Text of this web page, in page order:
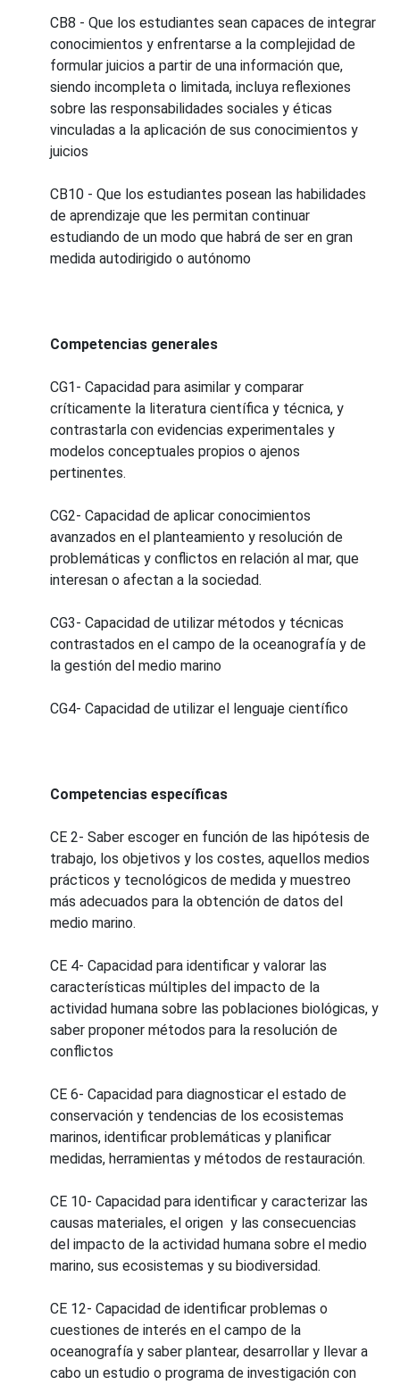
CB8 - Que los estudiantes sean capaces de integrar
conocimientos y enfrentarse a la complejidad de
formular juicios a partir de una información que,
siendo incompleta o limitada, incluya reflexiones
sobre las responsabilidades sociales y éticas
vinculadas a la aplicación de sus conocimientos y
juicios
CB10 - Que los estudiantes posean las habilidades
de aprendizaje que les permitan continuar
estudiando de un modo que habrá de ser en gran
medida autodirigido o autónomo
Competencias generales
CG1- Capacidad para asimilar y comparar
críticamente la literatura científica y técnica, y
contrastarla con evidencias experimentales y
modelos conceptuales propios o ajenos
pertinentes.
CG2- Capacidad de aplicar conocimientos
avanzados en el planteamiento y resolución de
problemáticas y conflictos en relación al mar, que
interesan o afectan a la sociedad.
CG3- Capacidad de utilizar métodos y técnicas
contrastados en el campo de la oceanografía y de
la gestión del medio marino
CG4- Capacidad de utilizar el lenguaje científico
Competencias específicas
CE 2- Saber escoger en función de las hipótesis de
trabajo, los objetivos y los costes, aquellos medios
prácticos y tecnológicos de medida y muestreo
más adecuados para la obtención de datos del
medio marino.
CE 4- Capacidad para identificar y valorar las
características múltiples del impacto de la
actividad humana sobre las poblaciones biológicas, y
saber proponer métodos para la resolución de
conflictos
CE 6- Capacidad para diagnosticar el estado de
conservación y tendencias de los ecosistemas
marinos, identificar problemáticas y planificar
medidas, herramientas y métodos de restauración.
CE 10- Capacidad para identificar y caracterizar las
causas materiales, el origen y las consecuencias
del impacto de la actividad humana sobre el medio
marino, sus ecosistemas y su biodiversidad.
CE 12- Capacidad de identificar problemas o
cuestiones de interés en el campo de la
oceanografía y saber plantear, desarrollar y llevar a
cabo un estudio o programa de investigación con